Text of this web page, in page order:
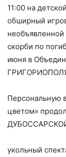
11:00 на
обширный
скорби по
июня в
Персональную
цветом»
ДУБОССАРСКОЙ
укольный